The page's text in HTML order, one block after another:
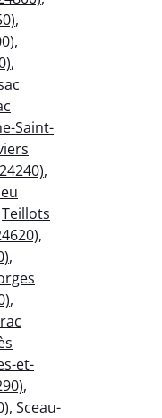
,
,
,
Saint-
,
Teillots
,
,
,
et-
,
, Sceau-